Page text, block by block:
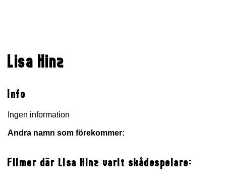
Lisa Hinz
Info
Ingen information
Andra namn som förekommer:
Filmer där Lisa Hinz varit skådespelare: